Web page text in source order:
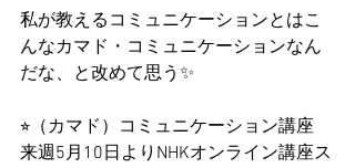
私が教えるコミュニケーションとはこ
んなカマド・コミュニケーションなん
だな、と改めて思う✨
⭐︎（カマド）コミュニケーション講座
来週5月10日よりNHKオンライン講座ス